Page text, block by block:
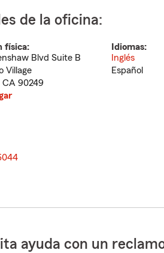
de la oficina:
física:
Blvd Suite B
Village
CA 90249
Idiomas:
Inglés
Español
ayuda con un